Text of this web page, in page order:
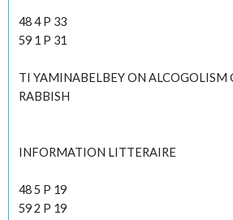
48 4 P 33
59 1 P 31
TI YAMINABELBEY ON ALCOGOLISM
RABBISH
INFORMATION LITTERAIRE
48 5 P 19
59 2 P 19